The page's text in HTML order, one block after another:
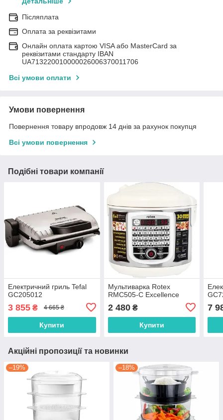
Післяплата
Оплата за реквізитами
Онлайн оплата картою VISA або MasterCard за
реквізитами стандарту IBAN
UA713220010000026006370011706
Всі умови оплати
Умови повернення
Повернення товару впродовж 14 днів за рахунок покупця
Всі умови повернення
Подібні товари компанії
Електричний гриль Tefal
GC205012
3 855 ₴ 4 665 ₴
Купити
Мультиварка Rotex
RMC505-C Excellence
2 480₴
Купити
7
Акційні пропозиції та новинки
–19% –18%